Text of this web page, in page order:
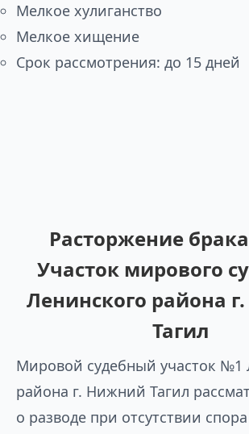
Мелкое хулиганство
Мелкое хищение
Срок рассмотрения: до 15 дней
Расторжение
Участок мирового
Ленинского района
Тагил
Мировой судебный участок №1
района г. Нижний Тагил
о разводе при отсутствии